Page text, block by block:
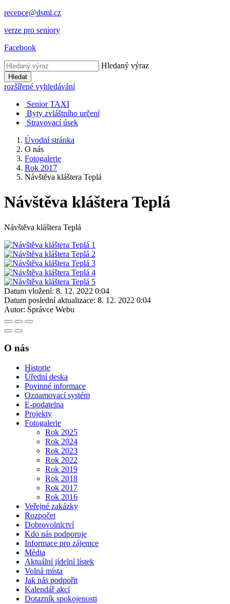
recepce@dsml.cz
verze pro seniory
Facebook
Hledaný výraz
Hledat
rozšířené vyhledávání
Senior TAXI
Byty zvláštního určení
Stravovací úsek
Úvodní stránka
O nás
Fotogalerie
Rok 2017
Návštěva kláštera Teplá
Návštěva kláštera Teplá
Návštěva kláštera Teplá
Datum vložení: 8. 12. 2022 0:04
Datum poslední aktualizace: 8. 12. 2022 0:04
Autor: Správce Webu
O nás
Historie
Úřední deska
Povinné informace
Oznamovací systém
E-podatelna
Projekty
Fotogalerie
Rok 2025
Rok 2024
Rok 2023
Rok 2022
Rok 2019
Rok 2018
Rok 2017
Rok 2016
Veřejné zakázky
Rozpočet
Dobrovolnictví
Kdo nás podporuje
Informace pro zájemce
Média
Aktuální jídelní lístek
Volná místa
Jak nás podpořit
Kalendář akcí
Dotazník spokojenosti